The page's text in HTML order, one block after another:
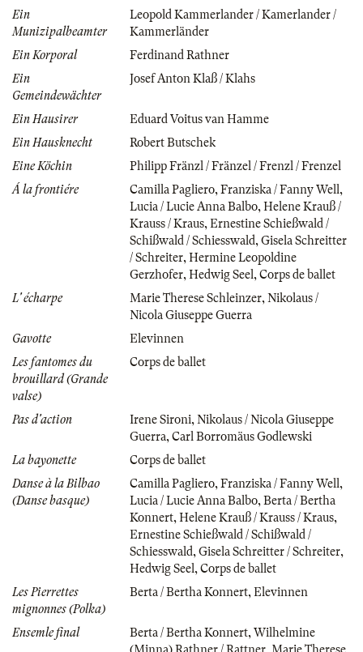
Ein
Munizipalbeamter
Leopold Kammerlander / Kamerlander /
Kammerländer
Ein Korporal
Ferdinand Rathner
Ein
Gemeindewächter
Josef Anton Klaß / Klahs
Ein Hausirer
Eduard Voitus van Hamme
Ein Hausknecht
Robert Butschek
Eine Köchin
Philipp Fränzl / Fränzel / Frenzl / Frenzel
Á la frontiére
Camilla Pagliero, Franziska / Fanny Well ,
Lucia / Lucie Anna Balbo, Helene Krauß /
Krauss / Kraus, Ernestine Schießwald /
Schißwald / Schiesswald, Gisela Schreitter
/ Schreiter, Hermine Leopoldine
Gerzhofer, Hedwig Seel , Corps de ballet
L' écharpe
Marie Therese Schleinzer, Nikolaus /
Nicola Giuseppe Guerra
Gavotte
Elevinnen
Les fantomes du
brouillard (Grande
valse)
Corps de ballet
Pas d'action Irene Sironi, Nikolaus / Nicola Giuseppe
Guerra, Carl Borromäus Godlewski
La bayonette
Corps de ballet
Danse à la Bilbao
(Danse basque)
Camilla Pagliero, Franziska / Fanny Well ,
Lucia / Lucie Anna Balbo, Berta / Bertha
Konnert, Helene Krauß / Krauss / Kraus,
Ernestine Schießwald / Schißwald /
Schiesswald, Gisela Schreitter / Schreiter,
Hedwig Seel , Corps de ballet
Les Pierrettes
mignonnes (Polka)
Berta / Bertha Konnert, Elevinnen
Ensemle final Berta / Bertha Konnert, Wilhelmine
(Minna) Rathner / Rattner Marie Therese